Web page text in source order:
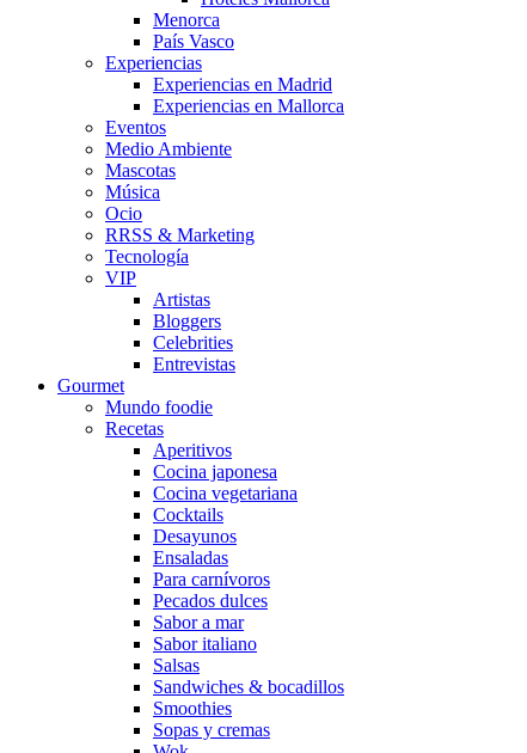
Menorca
País Vasco
Experiencias
Experiencias en Madrid
Experiencias en Mallorca
Eventos
Medio Ambiente
Mascotas
Música
Ocio
RRSS & Marketing
Tecnología
VIP
Artistas
Bloggers
Celebrities
Entrevistas
Gourmet
Mundo foodie
Recetas
Aperitivos
Cocina japonesa
Cocina vegetariana
Cocktails
Desayunos
Ensaladas
Para carnívoros
Pecados dulces
Sabor a mar
Sabor italiano
Salsas
Sandwiches & bocadillos
Smoothies
Sopas y cremas